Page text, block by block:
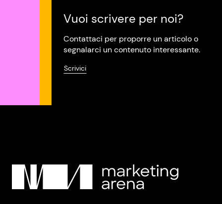
Vuoi scrivere per noi?
Contattaci per proporre un articolo o
segnalarci un contenuto interessante.
Scrivici